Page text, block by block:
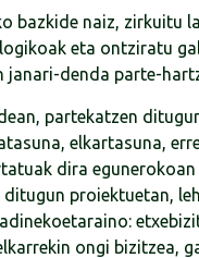
bazkide naiz, zirkuitu
eta ontziratu
janari-denda parte-
partekatzen
elkartasuna,
dira
ditugun proiektuetan,
ongi bizitzea,